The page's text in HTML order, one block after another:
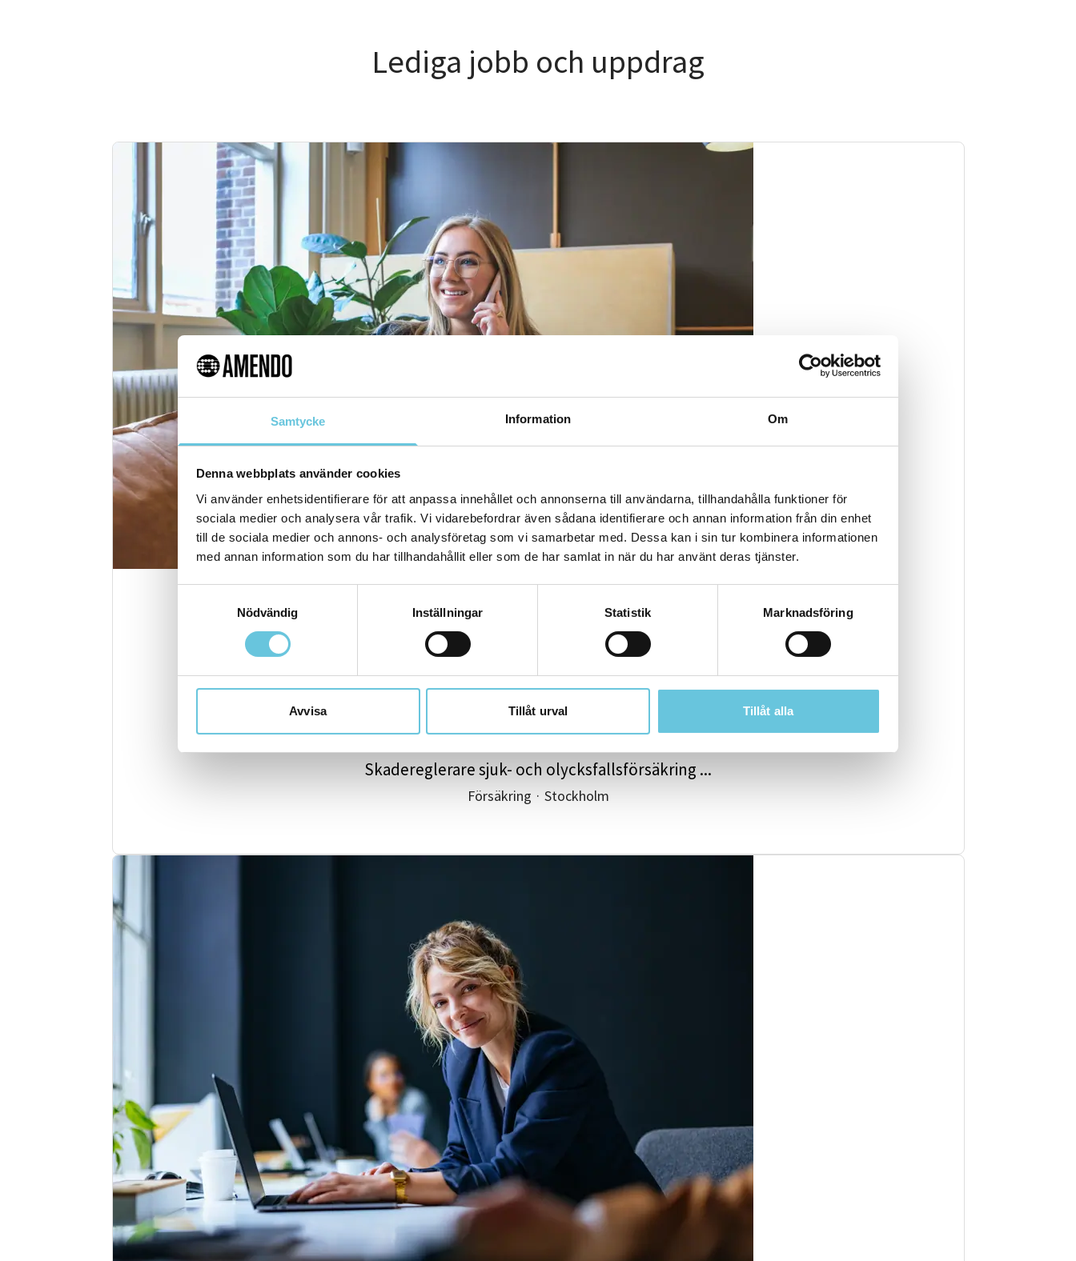
Samtycke Information Om
Denna webbplats använder cookies
Vi använder enhetsidentifierare för att anpassa innehållet och annonserna till användarna, tillhandahålla funktioner för
sociala medier och analysera vår trafik. Vi vidarebefordrar även sådana identifierare och annan information från din enhet
till de sociala medier och annons- och analysföretag som vi samarbetar med. Dessa kan i sin tur kombinera informationen
med annan information som du har tillhandahållit eller som de har samlat in när du har använt deras tjänster.
Nödvändig
Inställningar Statistik Marknadsföring
Avvisa Tillåt urval Tillåt alla
Lediga jobb och uppdrag
Skadereglerare sjuk- och olycksfallsförsäkring ...
Försäkring · Stockholm